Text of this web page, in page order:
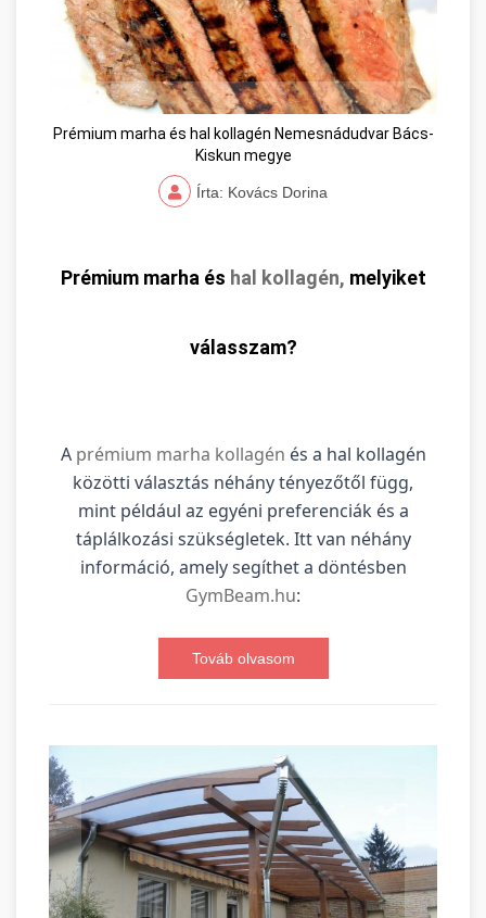
Prémium marha és hal kollagén Nemesnádudvar Bács-
Kiskun megye
Írta: Kovács Dorina
Prémium marha és hal kollagén, melyiket
válasszam?
A prémium marha kollagén és a hal kollagén
közötti választás néhány tényezőtől függ,
mint például az egyéni preferenciák és a
táplálkozási szükségletek. Itt van néhány
információ, amely segíthet a döntésben
GymBeam.hu:
Továb olvasom